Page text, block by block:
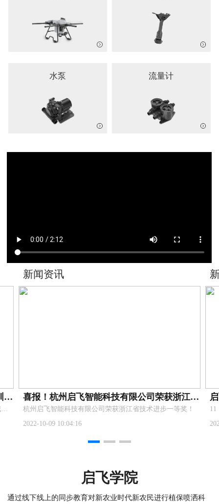
水泵 流量计
浙江省农业百人植保无人机操作员百人培训圆满完成
新闻资讯
喜报！杭州启飞智能科技有限公司荣获浙江省技术进步一等奖！
杭州启飞智能科技有限公司荣获浙江省技术进步一等奖！
2022-10-09 10:04:16
启飞学院
通过线下线上的同步教育对新农业时代新农民进行植保喷洒科